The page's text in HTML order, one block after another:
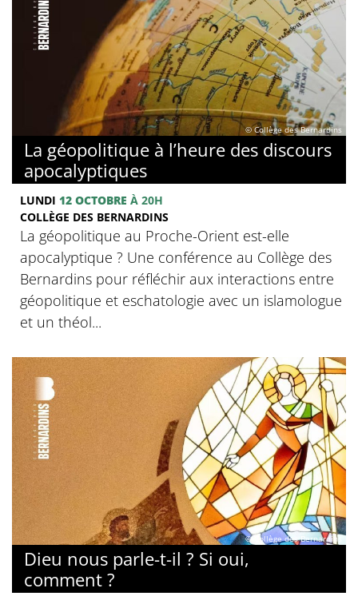
© Collège des Bernardins
La géopolitique à l’heure des discours
apocalyptiques
LUNDI 12 OCTOBRE À 20H
COLLÈGE DES BERNARDINS
La géopolitique au Proche-Orient est-elle
apocalyptique ? Une conférence au Collège des
Bernardins pour réfléchir aux interactions entre
géopolitique et eschatologie avec un islamologue
et un théol...
© Collège des Bernardins
Dieu nous parle-t-il ? Si oui,
comment ?